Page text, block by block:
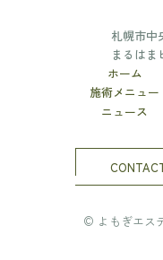
札幌市中
まるはま
ホーム
施術メニュー
ニュース
© よもぎエス